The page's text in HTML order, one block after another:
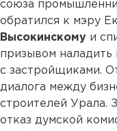
союза
обратился к мэру
Высокинскому и
призывом наладить
с застройщиками.
диалога между
строителей Урала.
отказ думской